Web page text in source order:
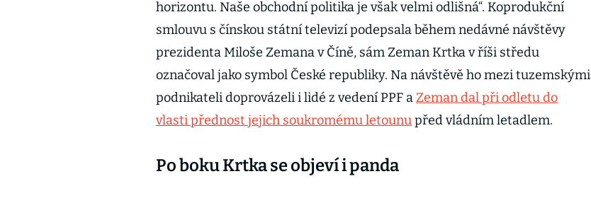
horizontu. Naše obchodní politika je však velmi odlišná“. Koprodukční
smlouvu s čínskou státní televizí podepsala během nedávné návštěvy
prezidenta Miloše Zemana v Číně, sám Zeman Krtka v říši středu
označoval jako symbol České republiky. Na návštěvě ho mezi tuzemskými
podnikateli doprovázeli i lidé z vedení PPF aZeman dal při odletu do
vlasti přednost jejich soukromému letounupřed vládním letadlem.
Po boku Krtka se objeví i panda